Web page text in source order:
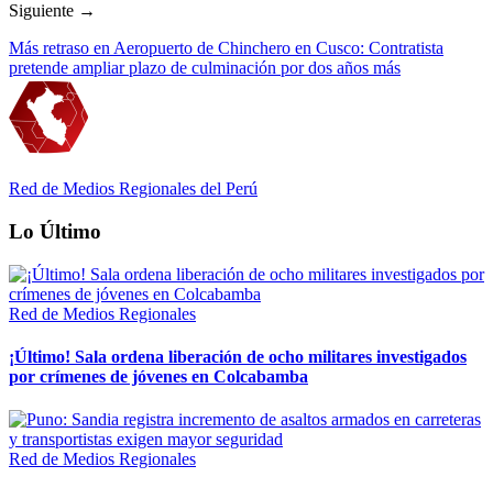
Siguiente →
Más retraso en Aeropuerto de Chinchero en Cusco: Contratista
pretende ampliar plazo de culminación por dos años más
Red de Medios Regionales del Perú
Lo Último
Red de Medios Regionales
¡Último! Sala ordena liberación de ocho militares investigados
por crímenes de jóvenes en Colcabamba
Red de Medios Regionales